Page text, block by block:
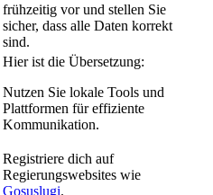
frühzeitig vor und stellen Sie
sicher, dass alle Daten korrekt
sind.
Hier ist die Übersetzung:
Nutzen Sie lokale Tools und
Plattformen für effiziente
Kommunikation.
Registriere dich auf
Regierungswebsites wie
Gosuslugi.